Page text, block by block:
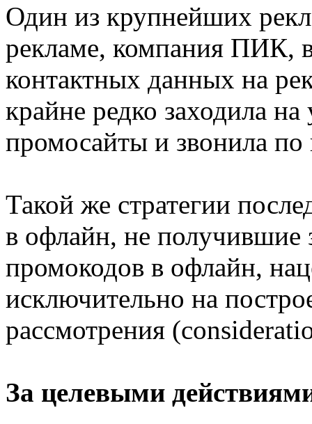
Один из крупнейших
рекламе, компания ПИК, в
контактных данных на
крайне редко заходила
промосайты и звонила
Такой же стратегии
в офлайн, не получившие
промокодов в офлайн,
исключительно на
рассмотрения
За целевыми